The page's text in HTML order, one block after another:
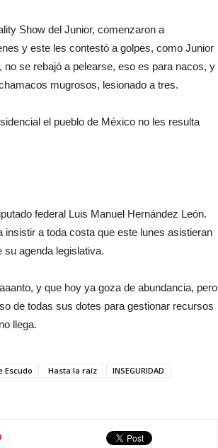
Show del Junior, comenzaron a
y este les contestó a golpes, como Junior
se rebajó a pelearse, eso es para nacos, y
mugrosos, lesionado a tres.
el pueblo de México no les resulta
federal Luis Manuel Hernández León.
a toda costa que este lunes asistieran
agenda legislativa.
y que hoy ya goza de abundancia, pero
de todas sus dotes para gestionar recursos
llega.
Escudo Hasta la raíz
INSEGURIDAD